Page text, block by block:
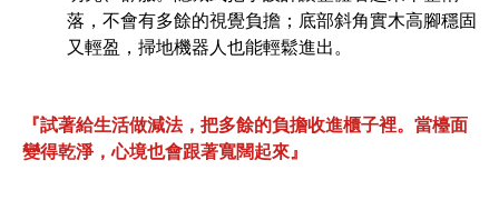
落，不會有多餘的視覺負擔；底部斜角實木高腳穩固
又輕盈，掃地機器人也能輕鬆進出。
『試著給生活做減法，把多餘的負擔收進櫃子裡。當檯面
變得乾淨，心境也會跟著寬闊起來』